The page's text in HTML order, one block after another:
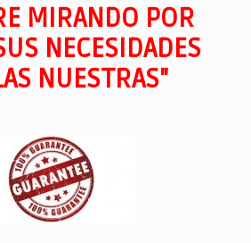
MIRANDO POR
NECESIDADES
NUESTRAS"